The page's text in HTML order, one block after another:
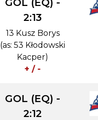
GOL (EQ) -
2:13
13 Kusz Borys
(as: 53 Kłodowski
Kacper)
+ / -
GOL (EQ) -
2:12